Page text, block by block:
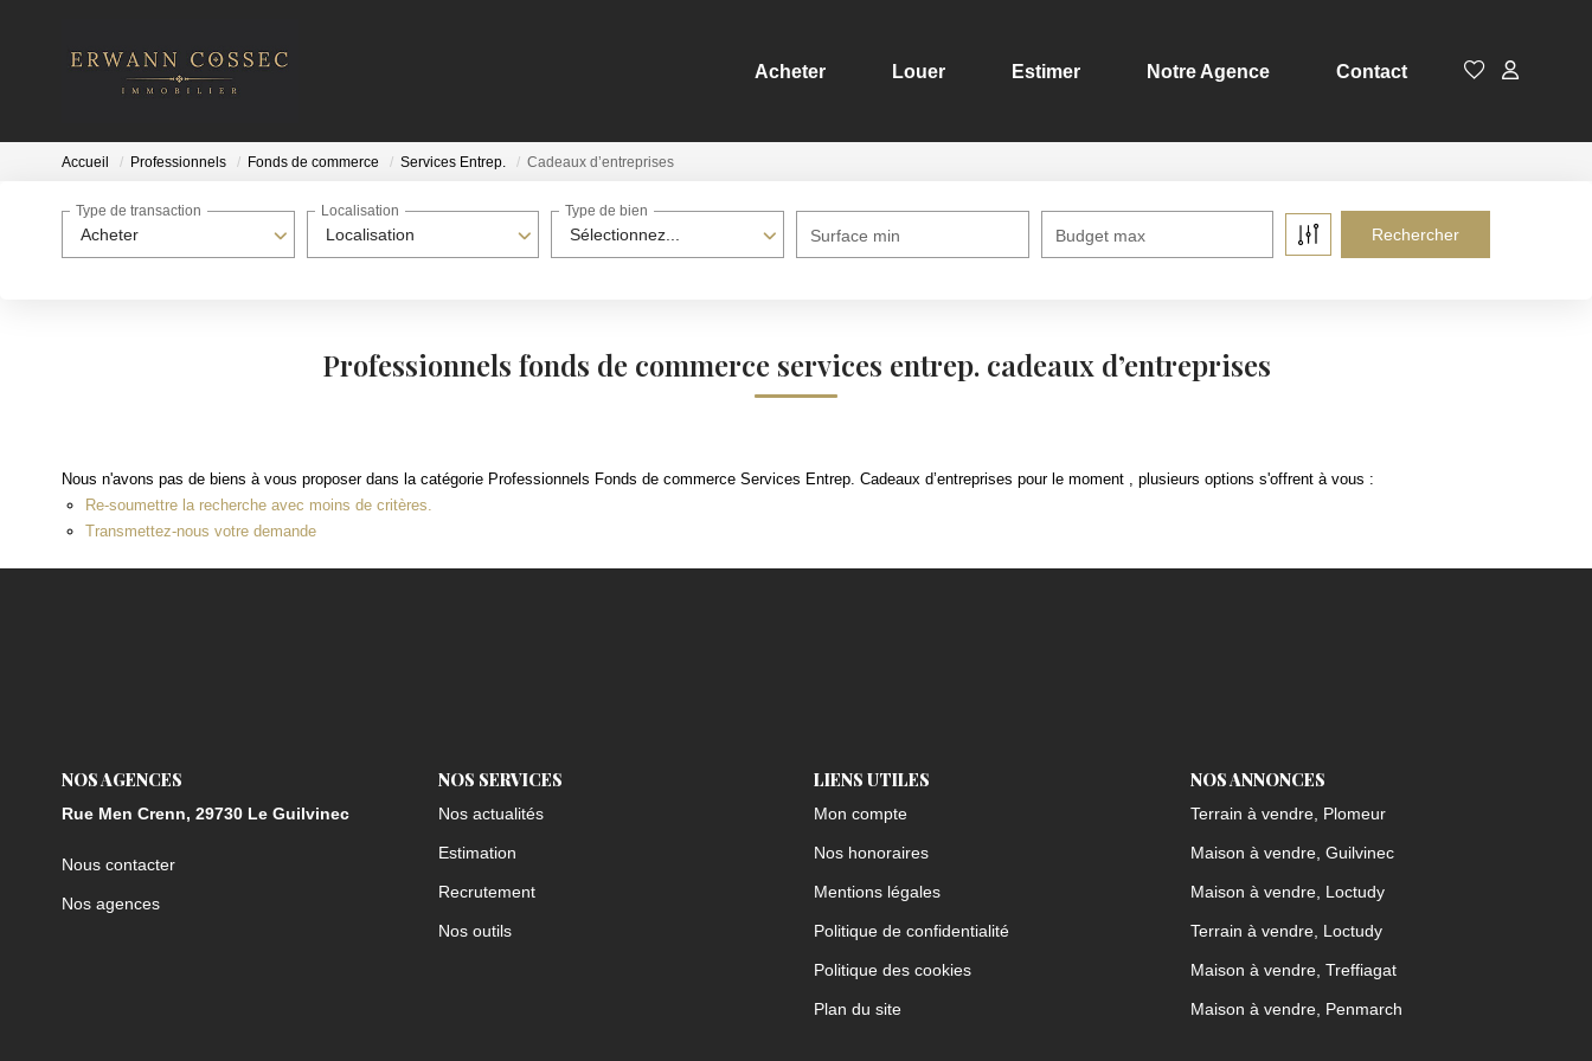
Acheter Louer Estimer Notre Agence Contact
Accueil Professionnels Fonds de commerce Services Entrep. Cadeaux d’entreprises
Acheter
Type de transaction
Localisation
Localisation
Sélectionnez...
Type de bien
Surface min Budget max
Professionnels fonds de commerce services entrep. cadeaux d’entreprises
Nous n'avons pas de biens à vous proposer dans la catégorie Professionnels Fonds de commerce Services Entrep. Cadeaux d’entreprises pour le moment , plusieurs options s'offrent à vous :
Re-soumettre la recherche avec moins de critères.
Transmettez-nous votre demande
NOS AGENCES
Rue Men Crenn, 29730 Le Guilvinec
Nous contacter
Nos agences
NOS SERVICES
Nos actualités
Estimation
Recrutement
Nos outils
LIENS UTILES
Mon compte
Nos honoraires
Mentions légales
Politique de confidentialité
Politique des cookies
Plan du site
NOS ANNONCES
Terrain à vendre, Plomeur
Maison à vendre, Guilvinec
Maison à vendre, Loctudy
Terrain à vendre, Loctudy
Maison à vendre, Treffiagat
Maison à vendre, Penmarch